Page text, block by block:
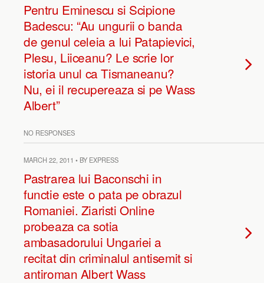
Pentru Eminescu si Scipione
Badescu: “Au ungurii o banda
de genul celeia a lui Patapievici,
Plesu, Liiceanu? Le scrie lor
istoria unul ca Tismaneanu?
Nu, ei il recupereaza si pe Wass
Albert”
NO RESPONSES
MARCH 22, 2011 • BY EXPRESS
Pastrarea lui Baconschi in
functie este o pata pe obrazul
Romaniei. Ziaristi Online
probeaza ca sotia
ambasadorului Ungariei a
recitat din criminalul antisemit si
antiroman Albert Wass